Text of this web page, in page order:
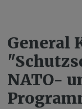
General
NATO-